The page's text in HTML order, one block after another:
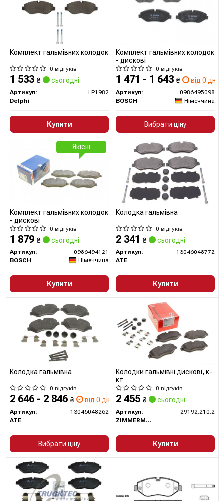
Комплект гальмівних колодок
0 відгуків
1 533 ₴ сьогодні
Артикул:
LP1982
Delphi
Купити
Комплект гальмівних колодок
- дискові
0 відгуків
1 471 - 1 643 ₴ від 0 дн.
Артикул:
0986495098
BOSCH
Німеччина
Вибрати ціну
Комплект гальмівних колодок
- дискові
0 відгуків
1 879 ₴ сьогодні
Артикул:
0986494121
BOSCH
Німеччина
Купити
Якісні
Колодка гальмівна
0 відгуків
2 341 ₴ сьогодні
Артикул:
13046048772
ATE
Купити
Колодка гальмівна
0 відгуків
2 646 - 2 846 ₴ від 0 дн.
Артикул:
13046048262
ATE
Вибрати ціну
Колодки гальмівні дискові, к-
кт
0 відгуків
2 455 ₴ сьогодні
Артикул:
29192.210.2
ZIMMERMANN
Купити